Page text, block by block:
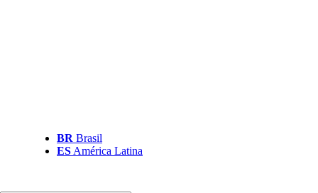
BR Brasil
ES América Latina